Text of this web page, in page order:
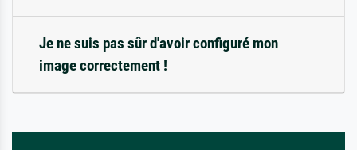
Je ne suis pas sûr d'avoir configuré mon
image correctement !